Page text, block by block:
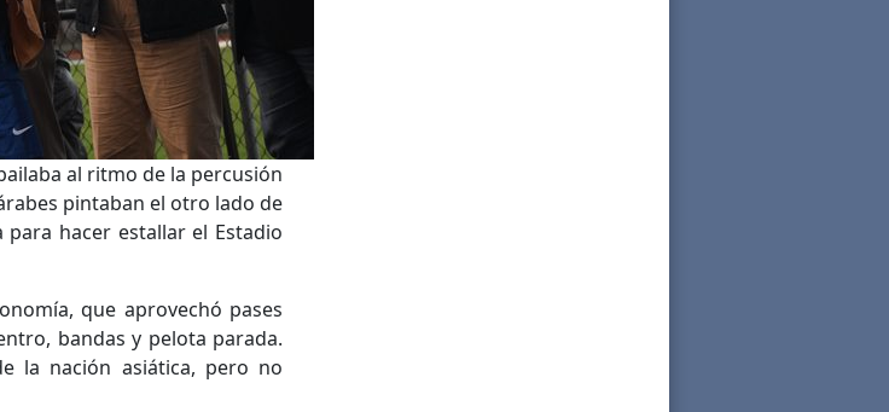
al ritmo de la percusión
pintaban el otro lado de
hacer estallar el Estadio
que aprovechó pases
bandas y pelota parada.
la nación asiática, pero no